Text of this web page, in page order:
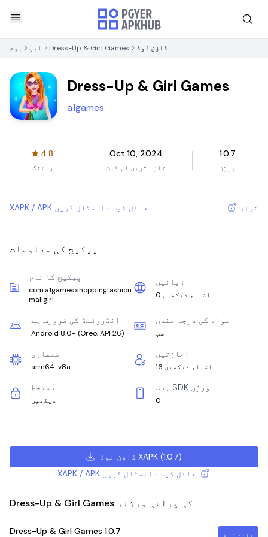
ہوم ایپ Dress-Up & Girl Games ڈاؤن لوڈ
Dress-Up & Girl Games
a1games
4.8
ریٹنگ
Oct 10, 2024
تازہ ترین اپ ڈیٹ
1.0.7
ورژن
XAPK / APK فائل کیسے انسٹال کریں شیئر
پیکیج کی معلومات
پیکیج کا نام
com.a1games.shoppingfashion
mallgirl
زبانیں
0 اشیاء دیکھیں
انڈروئیڈ کی ضرورت ہے
Android 8.0+ (Oreo, API 26)
مواد کی درجہ بندی
سب
معماری
arm64-v8a
اجازتیں
16 اشیاء دیکھیں
دستخط
دیکھیں
ہدف SDK ورژن
0
ڈاؤن لوڈ XAPK (1.0.7)
XAPK / APK فائل کیسے انسٹال کریں
Dress-Up & Girl Games کی پرانی ورژنز
Dress-Up & Girl Games 1.0.7